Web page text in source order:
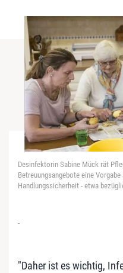
Desinfektorin Sabine Mück rät
Betreuungsangebote eine
Handlungssicherheit - etwa
-
"Daher ist es wichtig,